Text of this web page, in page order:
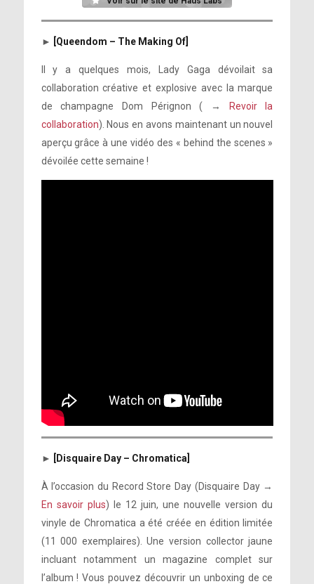
► [Queendom – The Making Of]
Il y a quelques mois, Lady Gaga dévoilait sa
collaboration créative et explosive avec la marque
de champagne Dom Pérignon ( →
Revoir la
collaboration). Nous en avons maintenant un nouvel
aperçu grâce à une vidéo des « behind the scenes »
dévoilée cette semaine !
► [Disquaire Day – Chromatica]
À l’occasion du Record Store Day (Disquaire Day →
En savoir plus) le 12 juin, une nouvelle version du
vinyle de Chromatica a été créée en édition limitée
(11 000 exemplaires). Une version collector jaune
incluant notamment un magazine complet sur
l’album ! Vous pouvez découvrir un unboxing de ce